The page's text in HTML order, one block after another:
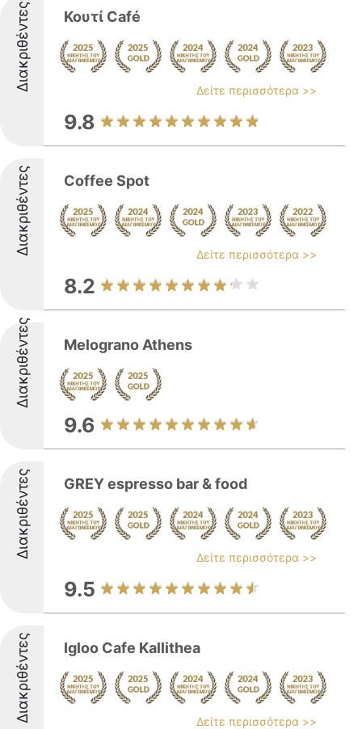
Διακριθέντες Κουτί Café
Δείτε περισσότερα >>
9.8
Διακριθέντες Coffee Spot
Δείτε περισσότερα >>
8.2
Διακριθέντες Melograno Athens
9.6
Διακριθέντες GREY espresso bar & food
Δείτε περισσότερα >>
9.5
Διακριθέντες Igloo Cafe Kallithea
Δείτε περισσότερα >>